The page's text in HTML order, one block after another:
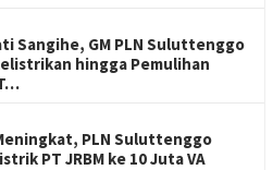
Sangihe, GM PLN Suluttenggo
hingga Pemulihan
PLN Suluttenggo
PT JRBM ke 10 Juta VA